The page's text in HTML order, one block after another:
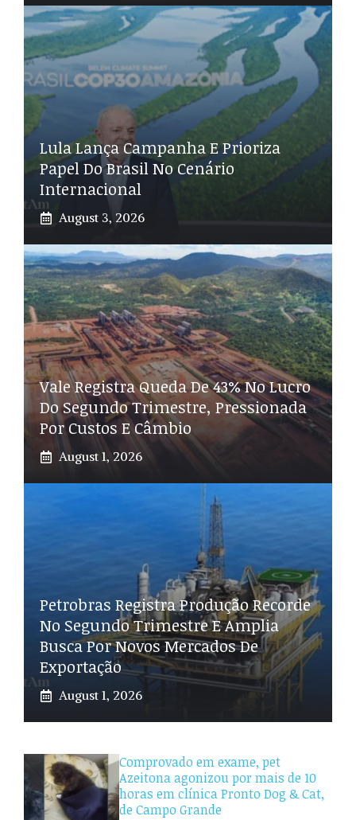
Lula Lança Campanha E Prioriza
Papel Do Brasil No Cenário
Internacional
August 3, 2026
Vale Registra Queda De 43% No Lucro
Do Segundo Trimestre, Pressionada
Por Custos E Câmbio
August 1, 2026
Petrobras Registra Produção Recorde
No Segundo Trimestre E Amplia
Busca Por Novos Mercados De
Exportação
August 1, 2026
Comprovado em exame, pet
Azeitona agonizou por mais de 10
horas em clínica Pronto Dog & Cat,
de Campo Grande